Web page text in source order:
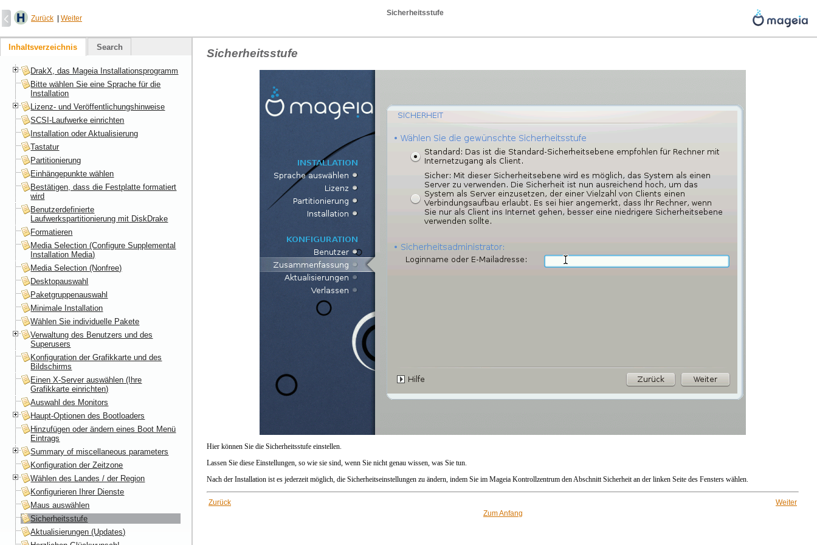
Zurück Weiter
Sicherheitsstufe
Sicherheitsstufe
Hier können Sie die Sicherheitsstufe einstellen.
Lassen Sie diese Einstellungen, so wie sie sind, wenn Sie nicht genau wissen, was Sie tun.
Nach der Installation ist es jederzeit möglich, die Sicherheitseinstellungen zu ändern, indem Sie im Mageia Kontrollzentrum den AbschnittSicherheitan der linken Seite des Fensters wählen.
Zurück
Weiter
Zum Anfang
Inhaltsverzeichnis Search
DrakX, das Mageia Installationsprogramm
Bitte wählen Sie eine Sprache für die
Installation
Lizenz- und Veröffentlichungshinweise
SCSI-Laufwerke einrichten
Installation oder Aktualisierung
Tastatur
Partitionierung
Einhängepunkte wählen
Bestätigen, dass die Festplatte formatiert
wird
Benutzerdefinierte
Laufwerkspartitionierung mit DiskDrake
Formatieren
Media Selection (Configure Supplemental
Installation Media)
Media Selection (Nonfree)
Desktopauswahl
Paketgruppenauswahl
Minimale Installation
Wählen Sie individuelle Pakete
Verwaltung des Benutzers und des
Superusers
Konfiguration der Grafikkarte und des
Bildschirms
Einen X-Server auswählen (Ihre
Grafikkarte einrichten)
Auswahl des Monitors
Haupt-Optionen des Bootloaders
Hinzufügen oder ändern eines Boot Menü
Eintrags
Summary of miscellaneous parameters
Konfiguration der Zeitzone
Wählen des Landes / der Region
Konfigurieren Ihrer Dienste
Maus auswählen
Sicherheitsstufe
Aktualisierungen (Updates)